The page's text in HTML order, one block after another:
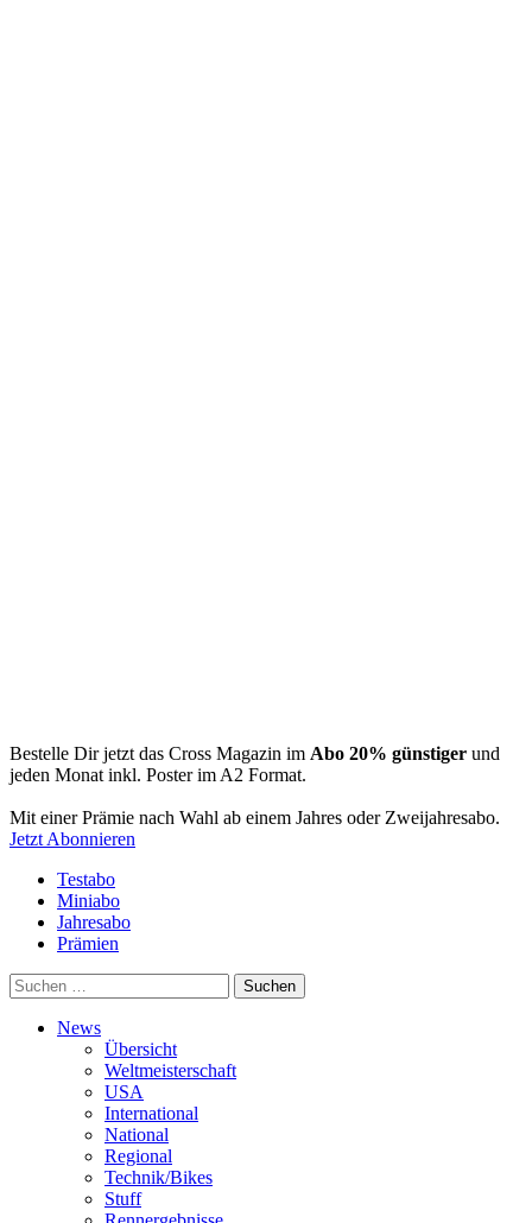
Bestelle Dir jetzt das Cross Magazin im Abo 20% günstiger und
jeden Monat inkl. Poster im A2 Format.
Mit einer Prämie nach Wahl ab einem Jahres oder Zweijahresabo.
Jetzt Abonnieren
Testabo
Miniabo
Jahresabo
Prämien
Suchen
nach:
News
Übersicht
Weltmeisterschaft
USA
International
National
Regional
Technik/Bikes
Stuff